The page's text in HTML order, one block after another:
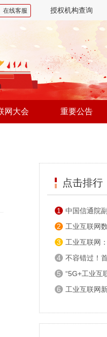
在线客服 授权机构查询
网大会 重要公告
点击排行
1
中国信通院副院长：
2
工业互联网数字
3
工业互联网
4 不容错过！首届工业
5
“5G+工业互联网”典型应用
6
工业互联网新